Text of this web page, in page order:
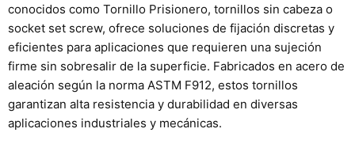
conocidos como Tornillo Prisionero, tornillos sin cabeza o
socket set screw, ofrece soluciones de fijación discretas y
eficientes para aplicaciones que requieren una sujeción
firme sin sobresalir de la superficie. Fabricados en acero de
aleación según la norma ASTM F912, estos tornillos
garantizan alta resistencia y durabilidad en diversas
aplicaciones industriales y mecánicas.